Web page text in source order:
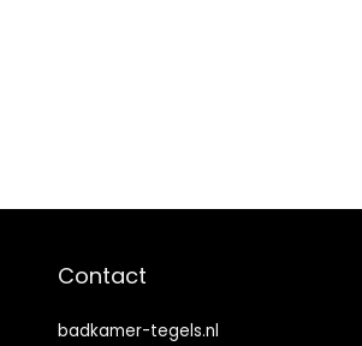
Contact
badkamer-tegels.nl